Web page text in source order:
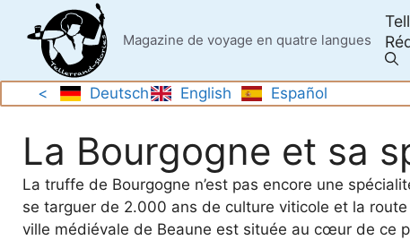
content
Magazine de voyage en quatre langues
< Deutsch English Español
La Bourgogne et sa
La truffe de Bourgogne n’est pas encore une
se targuer de 2.000 ans de culture viticole et la
ville médiévale de Beaune est située au cœur de ce